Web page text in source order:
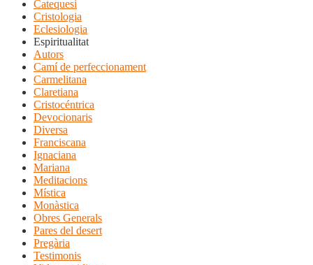
Catequesi
Cristologia
Eclesiologia
Espiritualitat
Autors
Camí de perfeccionament
Carmelitana
Claretiana
Cristocéntrica
Devocionaris
Diversa
Franciscana
Ignaciana
Mariana
Meditacions
Mística
Monàstica
Obres Generals
Pares del desert
Pregària
Testimonis